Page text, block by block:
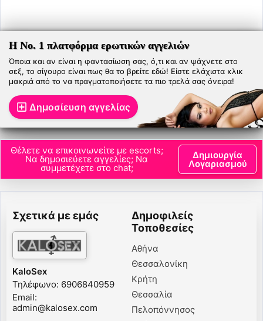
Sexjobs–Topescort–Topescort–Topescort–
Topescort–Topescort–Topescort–Topescort
Topescort –Topescort –Topescort–Topescortboys
gay flirt 4 free-Topescortdubai–Topescortmalta
Topshemales–PornX - Free porn videos–Zuzana–
Internetentertainmentgroup-World Escort Guide
Escortnews-Sexguide Sex Vampires
Thessaloniki Escorts
Η Νο. 1 πλατφόρμα ερωτικών αγγελιών
Όποια και αν είναι η φαντασίωση σας, ό,τι και αν ψάχνετε στο
σεξ, το σίγουρο είναι πως θα το βρείτε εδώ! Είστε ελάχιστα κλικ
μακριά από το να πραγματοποιήσετε τα πιο τρελά σας όνειρα!
Δημοσίευση αγγελίας
Θέλετε να επικοινωνείτε με escorts;
Να δημοσιεύετε αγγελίες; Να
συμμετέχετε στο chat;
Δημιουργία
Λογαριασμού
Σχετικά με εμάς
KaloSex
Τηλέφωνο: 6906840959
Email:
admin@kalosex.com
Δημοφιλείς
Τοποθεσίες
Αθήνα
Θεσσαλονίκη
Κρήτη
Θεσσαλία
Πελοπόννησος